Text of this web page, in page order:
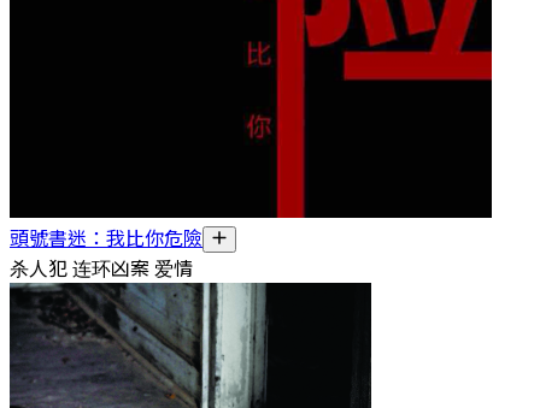
頭號書迷：我比你危險
杀人犯 连环凶案 爱情